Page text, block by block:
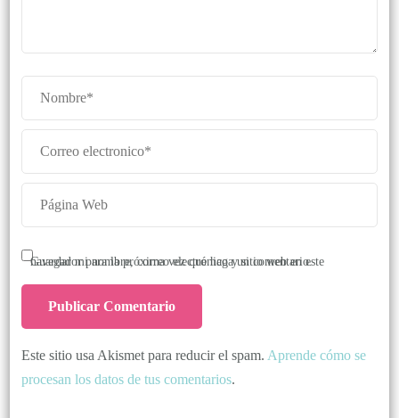
Guardar mi nombre, correo electrónico y sitio web en este navegador para la próxima vez que haga un comentario.
Este sitio usa Akismet para reducir el spam. Aprende cómo se
procesan los datos de tus comentarios.